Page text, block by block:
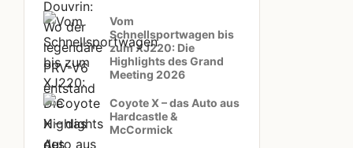
Vom
Schnellsportwagen bis
zum XJ220: Die
Highlights des Grand
Meeting 2026
Coyote X – das Auto aus
Hardcastle &
McCormick